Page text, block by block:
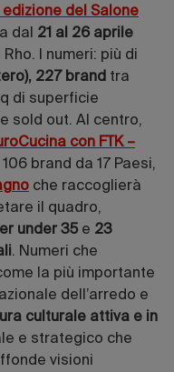
edizione del Salone
dal 21 al 26 aprile
I numeri: più di
227 brand tra
di superficie
sold out. Al centro,
con FTK –
106 brand da 17 Paesi,
che raccoglierà
il quadro,
under 35 e 23
. Numeri che
la più importante
dell’arredo e
culturale attiva e in
e strategico che
visioni